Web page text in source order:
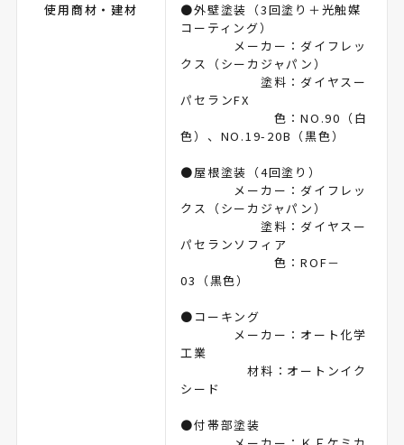
使用商材・建材
●外壁塗装（3回塗り＋光触媒
コーティング）
メーカー：ダイフレッ
クス（シーカジャパン）
塗料：ダイヤスー
パセランFX
色：NO.90（白
色）、NO.19-20B（黒色）
●屋根塗装（4回塗り）
メーカー：ダイフレッ
クス（シーカジャパン）
塗料：ダイヤスー
パセランソフィア
色：ROF－
03（黒色）
●コーキング
メーカー：オート化学
工業
材料：オートンイク
シード
●付帯部塗装